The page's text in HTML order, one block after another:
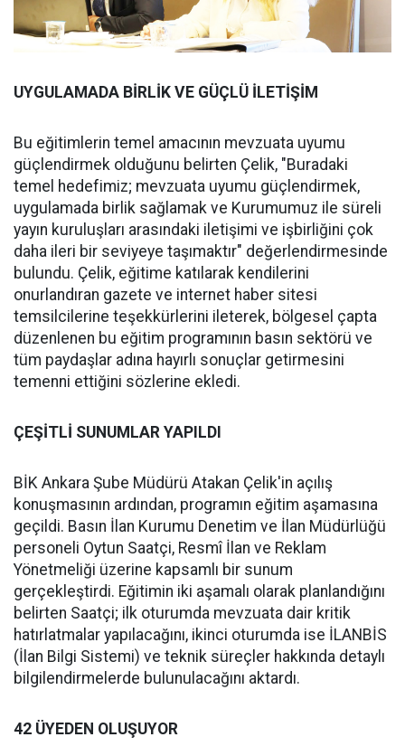
UYGULAMADA BİRLİK VE GÜÇLÜ İLETİŞİM
Bu eğitimlerin temel amacının mevzuata uyumu
güçlendirmek olduğunu belirten Çelik, "Buradaki
temel hedefimiz; mevzuata uyumu güçlendirmek,
uygulamada birlik sağlamak ve Kurumumuz ile süreli
yayın kuruluşları arasındaki iletişimi ve işbirliğini çok
daha ileri bir seviyeye taşımaktır" değerlendirmesinde
bulundu. Çelik, eğitime katılarak kendilerini
onurlandıran gazete ve internet haber sitesi
temsilcilerine teşekkürlerini ileterek, bölgesel çapta
düzenlenen bu eğitim programının basın sektörü ve
tüm paydaşlar adına hayırlı sonuçlar getirmesini
temenni ettiğini sözlerine ekledi.
ÇEŞİTLİ SUNUMLAR YAPILDI
BİK Ankara Şube Müdürü Atakan Çelik'in açılış
konuşmasının ardından, programın eğitim aşamasına
geçildi. Basın İlan Kurumu Denetim ve İlan Müdürlüğü
personeli Oytun Saatçi, Resmî İlan ve Reklam
Yönetmeliği üzerine kapsamlı bir sunum
gerçekleştirdi. Eğitimin iki aşamalı olarak planlandığını
belirten Saatçi; ilk oturumda mevzuata dair kritik
hatırlatmalar yapılacağını, ikinci oturumda ise İLANBİS
(İlan Bilgi Sistemi) ve teknik süreçler hakkında detaylı
bilgilendirmelerde bulunulacağını aktardı.
42 ÜYEDEN OLUŞUYOR